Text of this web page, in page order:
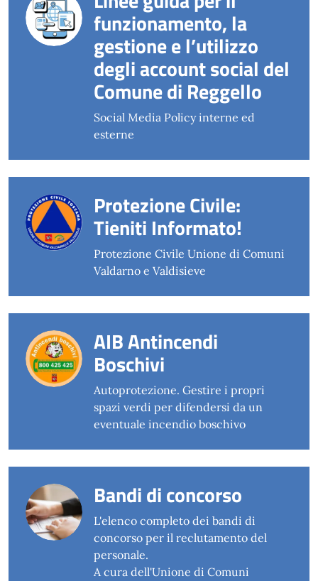
funzionamento, la
gestione e l’utilizzo
degli account social del
Comune di Reggello
Social Media Policy interne ed
esterne
Protezione Civile:
Tieniti Informato!
Protezione Civile Unione di Comuni
Valdarno e Valdisieve
AIB Antincendi
Boschivi
Autoprotezione. Gestire i propri
spazi verdi per difendersi da un
eventuale incendio boschivo
Bandi di concorso
L'elenco completo dei bandi di
concorso per il reclutamento del
personale.
A cura dell'Unione di Comuni